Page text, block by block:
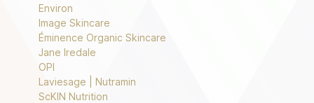
Environ
Image Skincare
Éminence Organic Skincare
Jane Iredale
OPI
Laviesage | Nutramin
ScKIN Nutrition